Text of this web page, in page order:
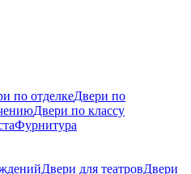
по отделкеДвери по
Двери по классу
Фурнитура
Двери для театровДвери